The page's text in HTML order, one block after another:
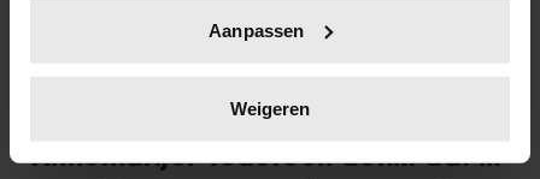
scannen op specifieke eigenschappen (fingerprinting)
verwerkt en stel uw voorkeuren in het
intrekken in de Cookieverklaring.
Aanpassen
Weigeren